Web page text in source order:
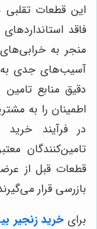
این قطعات تقلبی
فاقد
منجر به
آسیب‌های جدی
دقیق منابع
اطمینان را به
در فرآیند
تامین‌کنندگان
قطعات قبل از
بازرسی قرار
برای خرید زنجیر